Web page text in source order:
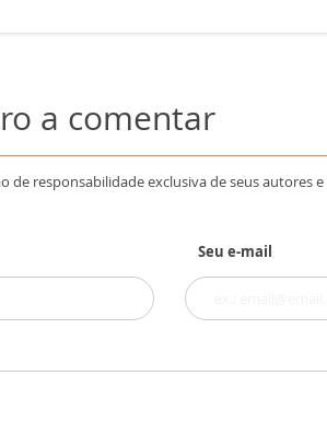
a comentar
de responsabilidade exclusiva de seus autores
Seu e-mail